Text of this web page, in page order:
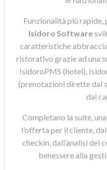
Funzionalità più rapide,
Isidoro Software
caratteristiche
ristorativo grazie ad una
IsidoroPMS (hotel),
(prenotazioni dirette dal
dai
Completano la suite,
l’offerta per il cliente,
checkin, dall’analisi dei
benessere alla